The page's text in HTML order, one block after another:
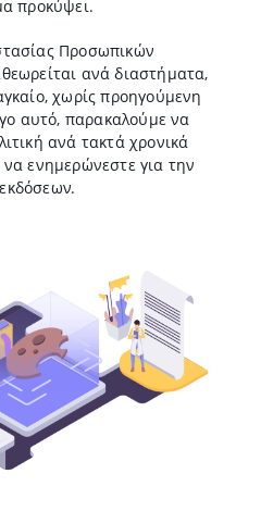
προκύψει.
Προσωπικών
ανά διαστήματα,
χωρίς προηγούμενη
αυτό, παρακαλούμε να
ανά τακτά χρονικά
ενημερώνεστε για την